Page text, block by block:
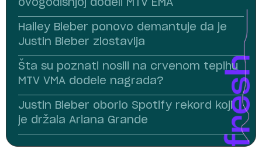
ovogodišnjoj dodeli MTV EMA
Hailey Bieber ponovo demantuje da je
Justin Bieber zlostavlja
Šta su poznati nosili na crvenom tepihu
MTV VMA dodele nagrada?
Justin Bieber oborio Spotify rekord koji
je držala Ariana Grande